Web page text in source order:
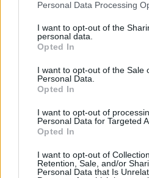
Personal Data Processing
I want to opt-out of the
personal data.
Opted In
I want to opt-out of the Sale
Personal Data.
Opted In
I want to opt-out of
Personal Data for Targeted
Opted In
I want to opt-out of
Retention, Sale, and/or
Personal Data that Is